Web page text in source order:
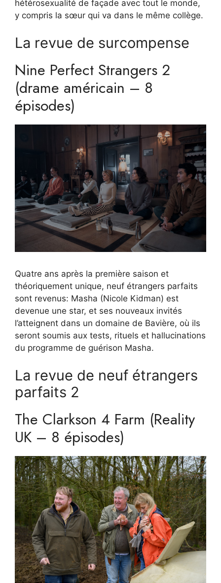
hétérosexualité de façade avec tout le monde,
y compris la sœur qui va dans le même collège.
La revue de surcompense
Nine Perfect Strangers 2
(drame américain – 8
épisodes)
Quatre ans après la première saison et
théoriquement unique, neuf étrangers parfaits
sont revenus: Masha (Nicole Kidman) est
devenue une star, et ses nouveaux invités
l’atteignent dans un domaine de Bavière, où ils
seront soumis aux tests, rituels et hallucinations
du programme de guérison Masha.
La revue de neuf étrangers
parfaits 2
The Clarkson 4 Farm (Reality
UK – 8 épisodes)